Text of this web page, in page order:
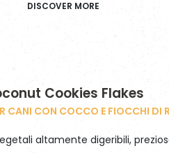
DISCOVER MORE
Cookies Flakes
CANI CON COCCO E FIOCCHI DI
altamente digeribili,